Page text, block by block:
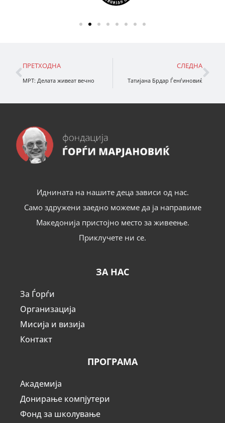
ПРЕТХОДНА
МРТ: Делата живеат вечно
СЛЕДНА
Татијана Брдар Ѓенѓиновиќ
Иднината на нашите деца зависи од нас.
Само здружени заедно можеме да ја направиме
Македонија пристојно место за живеење.
Приклучете ни се.
ЗА НАС
За Ѓорѓи
Организација
Мисија и визија
Контакт
ПРОГРАМА
Академија
Донирање компјутери
Фонд за школување